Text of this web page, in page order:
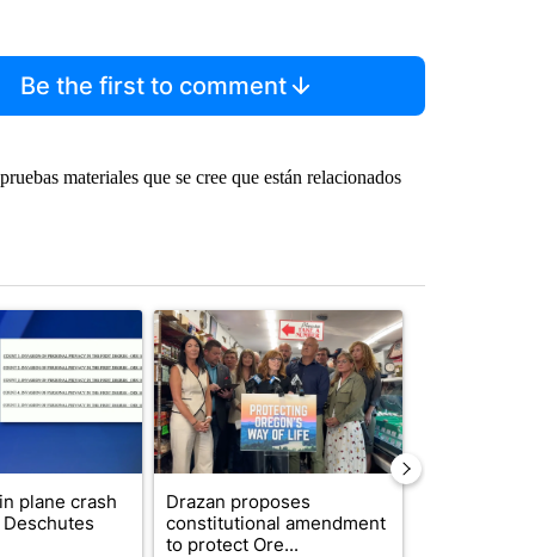
Be the first to comment
materiales que se cree que están relacionados
7 days.
titled "Pilot killed in plane crash indicted by Deschutes
plane crash
A trending article titled "Drazan proposes
Drazan proposes
constitutional amendment
to protect Ore...